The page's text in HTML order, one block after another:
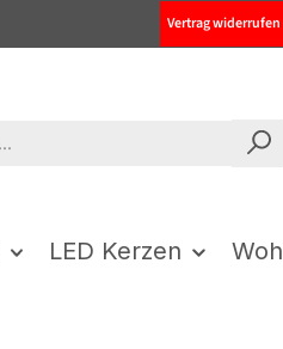
Vertrag widerrufen
LED Kerzen